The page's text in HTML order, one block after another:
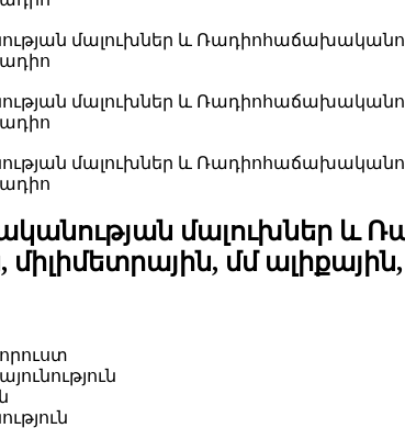
մալուխներ և
միլիմետրային, մմ